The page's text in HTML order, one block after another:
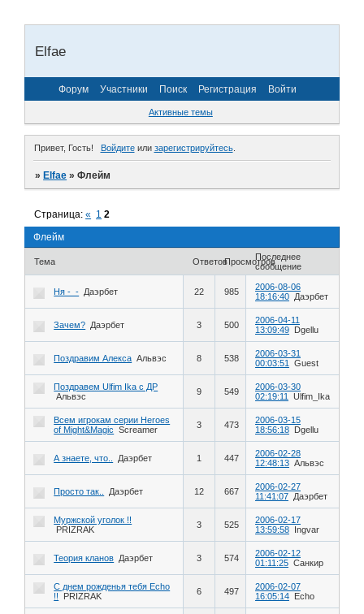
Elfae
Форум Участники Поиск Регистрация Войти
Активные темы
Привет, Гость! Войдитеили зарегистрируйтесь.
»Elfae »Флейм
Флейм
Страница:« 1 2
Тема ОтветовПросмотровПоследнее
сообщение
Ня -_- Даэрбет 22 985
2006-08-06
18:16:40 Даэрбет
Зачем? Даэрбет 3 500
2006-04-11
13:09:49
Dgellu
Поздравим Алекса Альвэс 8 538
2006-03-31
00:03:51
Guest
Поздравем Ulfim Ika с ДР
Альвэс
9 549
2006-03-30
02:19:11
Ulfim_Ika
Всем игрокам серии Heroes
of Might&Magic
Screamer 3 473
2006-03-15
18:56:18
Dgellu
А знаете, что.. Даэрбет 1 447
2006-02-28
12:48:13 Альвэс
Просто так.. Даэрбет 12 667
2006-02-27
11:41:07 Даэрбет
Муржской уголок !!
PRIZRAK
3 525
2006-02-17
13:59:58
Ingvar
Теория кланов Даэрбет 3 574
2006-02-12
01:11:25 Санкир
С днем рожденья тебя Echo
!!
PRIZRAK 6 497
2006-02-07
16:05:14
Echo